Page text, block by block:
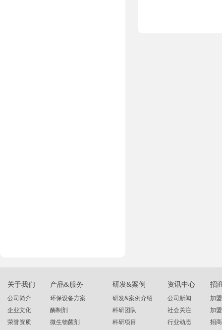
关于我们
公司简介
企业文化
荣誉资质
产品&服务
环保设备方案
酶制剂
微生物菌剂
研发&案例
研发&案例介绍
科研团队
科研项目
资讯中心
公司新闻
社会关注
行业动态
招
加
加
招